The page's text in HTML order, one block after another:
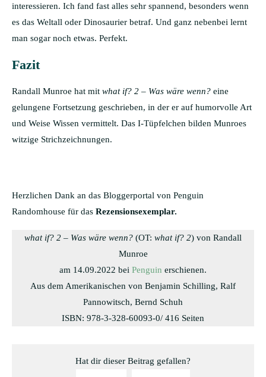
interessieren. Ich fand fast alles sehr spannend, besonders wenn
es das Weltall oder Dinosaurier betraf. Und ganz nebenbei lernt
man sogar noch etwas. Perfekt.
Fazit
Randall Munroe hat mit what if? 2 – Was wäre wenn? eine
gelungene Fortsetzung geschrieben, in der er auf humorvolle Art
und Weise Wissen vermittelt. Das I-Tüpfelchen bilden Munroes
witzige Strichzeichnungen.
Herzlichen Dank an das Bloggerportal von Penguin
Randomhouse für das Rezensionsexemplar.
what if? 2 – Was wäre wenn? (OT: what if? 2) von Randall
Munroe
am 14.09.2022 bei Penguin erschienen.
Aus dem Amerikanischen von Benjamin Schilling, Ralf
Pannowitsch, Bernd Schuh
ISBN: 978-3-328-60093-0/ 416 Seiten
Hat dir dieser Beitrag gefallen?